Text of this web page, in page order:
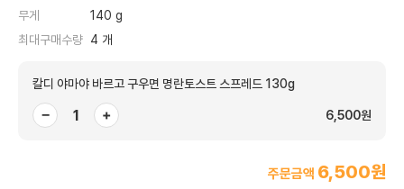
무게
140 g
최대구매수량 4 개
칼디 야마야 바르고 구우면 명란토스트 스프레드 130g
− + 6,500원
주문금액 6,500원